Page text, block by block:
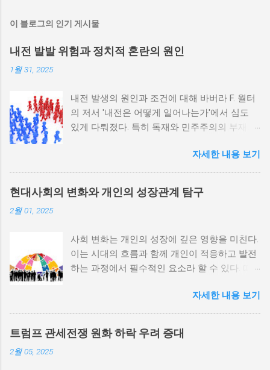
이 블로그의 인기 게시물
내전 발발 위험과 정치적 혼란의 원인
1월 31, 2025
내전 발생의 원인과 조건에 대해 바버라 F. 월터
의 저서 '내전은 어떻게 일어나는가'에서 심도
있게 다뤄졌다. 특히 독재와 민주주의의 부재가
정치적 파벌화와 경제·군사 체제의 불안정성이
내전의 촉매제가 된다는 사실은 우리에게 중요
한 교훈을 준다. 정치적 불안정성과 내전 발발
위험 정치적 불안정성은 내전 발발의 핵심 요인
적 갈등이 심화되고, 이로 인해 내전의 위험이
증가한다. 이와 같은 경우, 국민들은 정부에 대
한 불만을 느끼고, 체제 전복을 위해 무장 세력
역사적으로도 정치적 불안정성이 높은 국가에
서는 종종 내전이 발발했던 예가 많다. 이러한
비극적인 상황을 방지하기 위해서는 먼저 정치
자세한 내용 보기
현대사회의 변화와 개인의 성장관계 탐구
2월 01, 2025
사회 변화는 개인의 성장에 깊은 영향을 미친다.
이는 시대의 흐름과 함께 개인이 적응하고 발전
하는 과정에서 필수적인 요소라 할 수 있다. 따
탐구하는 것이 필요하다. 사회 변화의 의미와 구
조 사회 변화란 특정 사회의 구조, 문화, 가치관
등이 시간이 지남에 따라 변화하는 과정을 의미
한다. 이러한 변화는 다양한 요인에 의해 발생할
자세한 내용 보기
트럼프 관세전쟁 원화 하락 우려 증대
2월 05, 2025